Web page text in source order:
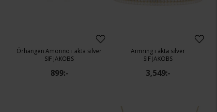
Örhängen Amorino i äkta silver
SIF JAKOBS
899:-
Armring i äkta silver
SIF JAKOBS
3,549:-